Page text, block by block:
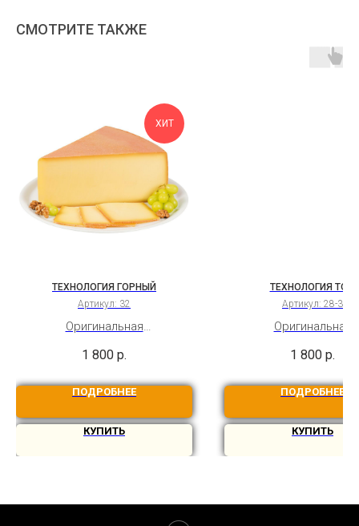
СМОТРИТЕ ТАКЖЕ
ХИТ
ТЕХНОЛОГИЯ ГОРНЫЙ
Артикул: 32
Оригинальная
швейцарского сыра Горный.
Бессрочный доступ
1 800 р.
ПОДРОБНЕЕ
КУПИТЬ
ТЕХНОЛОГИЯ ТОМ
Артикул: 28-3
Оригинальная
сыра из снятого
молока Бессрочный
1 800 р.
ПОДРОБНЕЕ
КУПИТЬ